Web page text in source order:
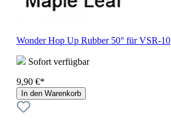
Wonder Hop Up Rubber 50° für VSR-10
Sofort verfügbar
9,90 €*
In den Warenkorb